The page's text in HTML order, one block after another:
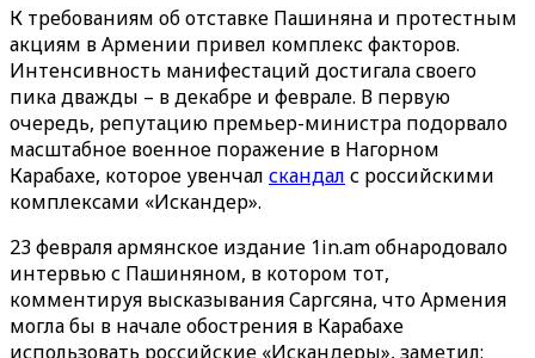
К требованиям об отставке Пашиняна и протестным
акциям в Армении привел комплекс факторов.
Интенсивность манифестаций достигала своего
пика дважды – в декабре и феврале. В первую
очередь, репутацию премьер-министра подорвало
масштабное военное поражение в Нагорном
Карабахе, которое увенчал скандал с российскими
комплексами «Искандер».
23 февраля армянское издание 1in.am обнародовало
интервью с Пашиняном, в котором тот,
комментируя высказывания Саргсяна, что Армения
могла бы в начале обострения в Карабахе
использовать российские «Искандеры», заметил: